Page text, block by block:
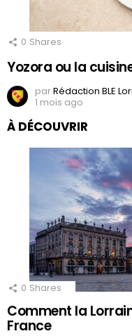
0 Shares
Yozora ou la
parRédaction BLE
1 mois ago
À DÉCOUVRIR
0 Shares
Comment la
France